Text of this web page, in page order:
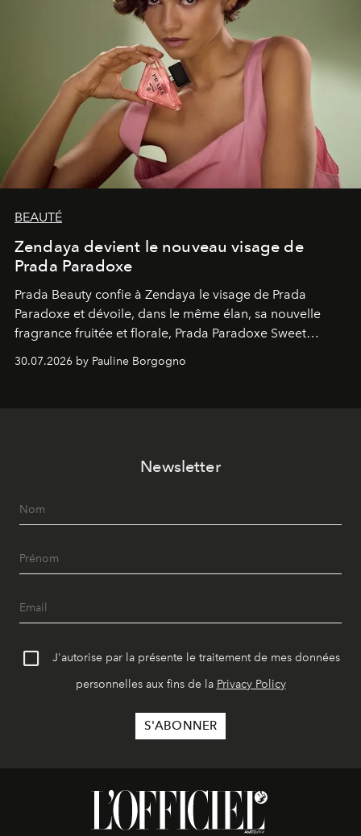
BEAUTÉ
Zendaya devient le nouveau visage de
Prada Paradoxe
Prada Beauty confie à Zendaya le visage de Prada
Paradoxe et dévoile, dans le même élan, sa nouvelle
fragrance fruitée et florale, Prada Paradoxe Sweet
30.07.2026 by Pauline Borgogno
Newsletter
J'autorise par la présente le traitement de mes données
personnelles aux fins de la Privacy Policy